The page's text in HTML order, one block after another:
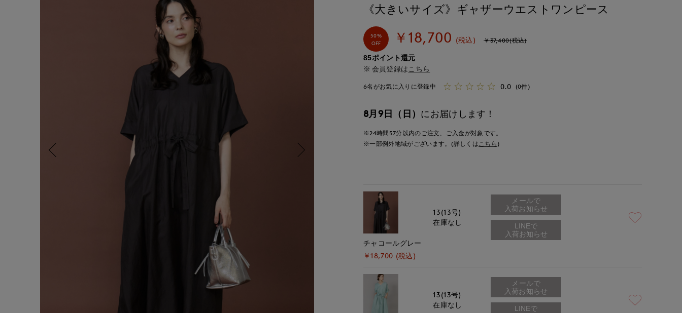
《大きいサイズ》ギャザーウエストワンピース
50%
OFF
￥18,700 (税込) ￥37,400(税込)
85ポイント還元
会員登録は こちら
6名がお気に入りに登録中 0.0 (0件)
8月9日（日） にお届けします！
※24時間 57分以内のご注文、ご入金が対象です。
※一部例外地域がございます。(詳しくはこちら )
チャコールグレー
￥18,700 (税込)
13(13号)
在庫なし
メールで
入荷お知らせ
13(13号)
在庫なし
メールで
入荷お知らせ